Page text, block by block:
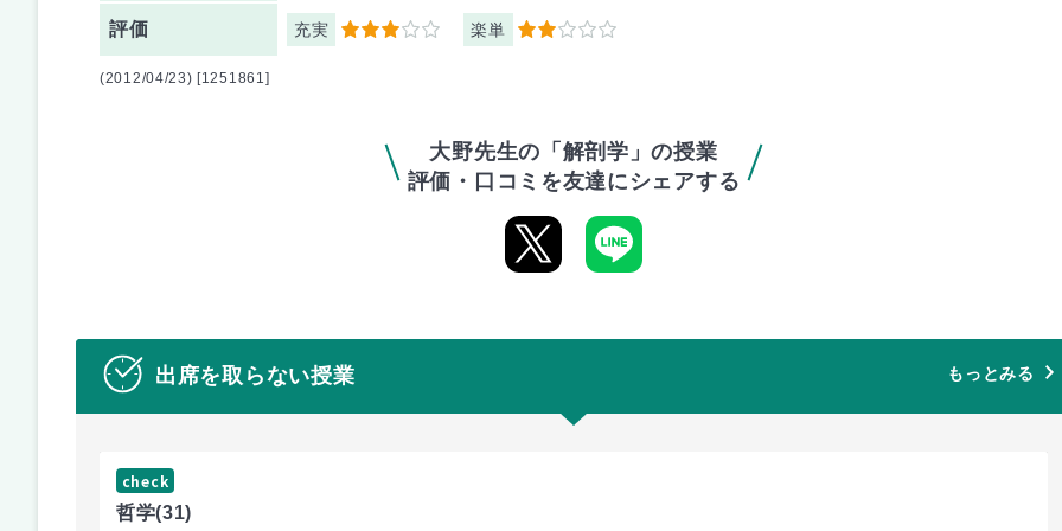
評価 充実 3 楽単 2
(2012/04/23) [1251861]
大野先生の「解剖学」の授業
評価・口コミを友達にシェアする
出席を取らない授業 もっとみる
check
哲学(31)